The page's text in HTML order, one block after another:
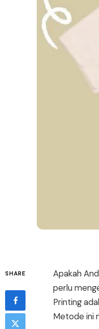
SHARE
Apakah
perlu
Printing
Metode ini